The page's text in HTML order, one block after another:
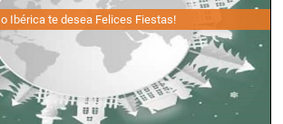
Ibérica te desea Felices Fiestas!